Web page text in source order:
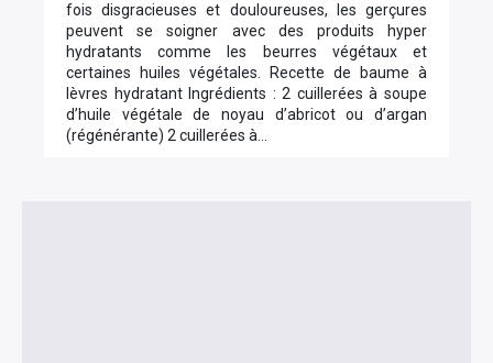
fois disgracieuses et douloureuses, les gerçures
peuvent se soigner avec des produits hyper
hydratants comme les beurres végétaux et
certaines huiles végétales. Recette de baume à
lèvres hydratant Ingrédients : 2 cuillerées à soupe
d’huile végétale de noyau d’abricot ou d’argan
(régénérante) 2 cuillerées à…